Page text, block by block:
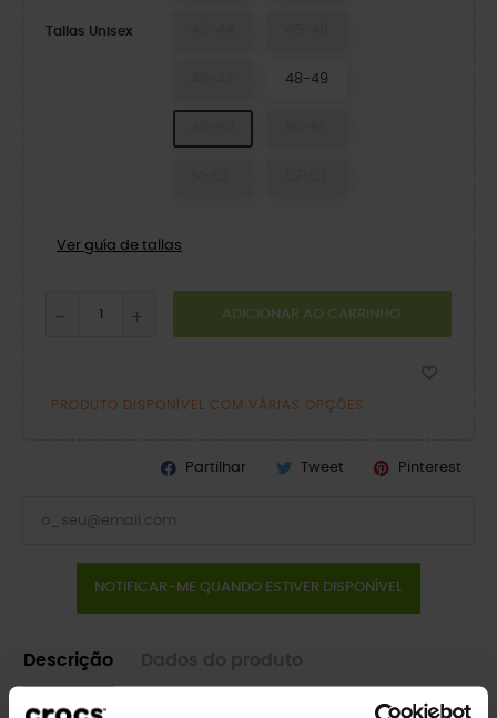
Tallas Unisex
48-49
Ver guía de tallas
ADICIONAR AO CARRINHO
PRODUTO DISPONÍVEL COM VÁRIAS OPÇÕES
Partilhar Tweet Pinterest
NOTIFICAR-ME QUANDO ESTIVER DISPONÍVEL
Descrição